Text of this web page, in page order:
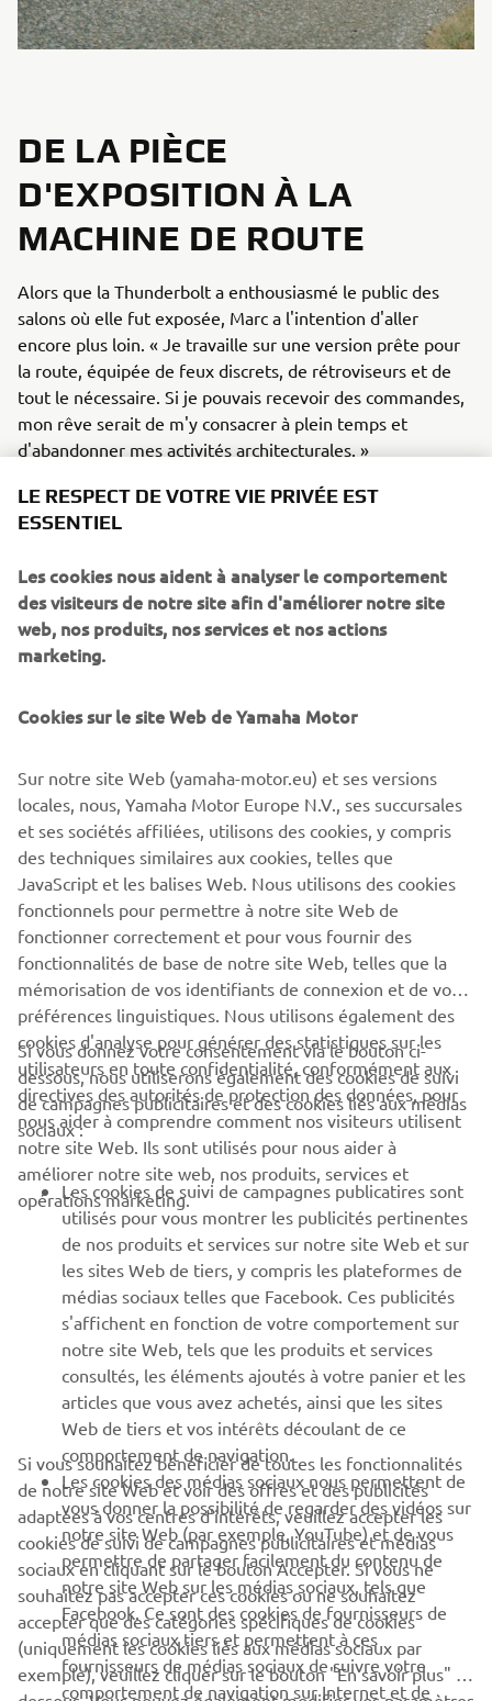
DE LA PIÈCE
D'EXPOSITION À LA
MACHINE DE ROUTE
Alors que la Thunderbolt a enthousiasmé le public des
salons où elle fut exposée, Marc a l'intention d'aller
encore plus loin. « Je travaille sur une version prête pour
la route, équipée de feux discrets, de rétroviseurs et de
tout le nécessaire. Si je pouvais recevoir des commandes,
mon rêve serait de m'y consacrer à plein temps et
d'abandonner mes activités architecturales. »
Avec une fiche technique complète se lisant comme la
liste de souhaits d’un ingénieur de compétition et une
1995, la XZR900 Thunderbolt n’est pas une simple
préparation. C’est une plateforme, une passion et peut-
être même un modèle d’avenir pour ceux qui recherchent
une moto intemporelle et technologique.
sourit Marc. « Yamaha a sorti les Thundercat et
fait normal. »
Haxch Moto
En savoir plus sur la XSR900
1/ 31
CORPORATE
PROS & B2B
PLUS YAMAHA
SUPPORT
NEWSLETTER
Découvrez en exclusivité les dernières offres, les événements
spéciaux, les nouveautés et bien plus encore
S'ABONNER
Lisez notre politique de confidentialité pour savoir comment
nous traitons vos données personnelles : Politique de
Confidentialité
LE RESPECT DE VOTRE VIE PRIVÉE EST
ESSENTIEL
Les cookies nous aident à analyser le comportement
des visiteurs de notre site afin d'améliorer notre site
web, nos produits, nos services et nos actions
marketing.
Cookies sur le site Web de Yamaha Motor
Sur notre site Web (yamaha-motor.eu) et ses versions
locales, nous, Yamaha Motor Europe N.V., ses succursales
et ses sociétés affiliées, utilisons des cookies, y compris
des techniques similaires aux cookies, telles que
JavaScript et les balises Web. Nous utilisons des cookies
fonctionnels pour permettre à notre site Web de
fonctionner correctement et pour vous fournir des
fonctionnalités de base de notre site Web, telles que la
mémorisation de vos identifiants de connexion et de vos
préférences linguistiques. Nous utilisons également des
cookies d'analyse pour générer des statistiques sur les
utilisateurs en toute confidentialité, conformément aux
directives des autorités de protection des données, pour
nous aider à comprendre comment nos visiteurs utilisent
notre site Web. Ils sont utilisés pour nous aider à
améliorer notre site web, nos produits, services et
opérations marketing.
Si vous donnez votre consentement via le bouton ci-
dessous, nous utiliserons également des cookies de suivi
de campagnes publicitaires et des cookies liés aux médias
sociaux :
Les cookies de suivi de campagnes publicatires sont
utilisés pour vous montrer les publicités pertinentes
de nos produits et services sur notre site Web et sur
les sites Web de tiers, y compris les plateformes de
médias sociaux telles que Facebook. Ces publicités
s'affichent en fonction de votre comportement sur
notre site Web, tels que les produits et services
consultés, les éléments ajoutés à votre panier et les
articles que vous avez achetés, ainsi que les sites
Web de tiers et vos intérêts découlant de ce
comportement de navigation.
Les cookies des médias sociaux nous permettent de
vous donner la possibilité de regarder des vidéos sur
notre site Web (par exemple, YouTube) et de vous
permettre de partager facilement du contenu de
notre site Web sur les médias sociaux, tels que
Facebook. Ce sont des cookies de fournisseurs de
médias sociaux tiers et permettent à ces
fournisseurs de médias sociaux de suivre votre
comportement de navigation sur Internet et de
Si vous souhaitez bénéficier de toutes les fonctionnalités
de notre site Web et voir des offres et des publicités
adaptées à vos centres d'intérêts, veuillez accepter les
cookies de suivi de campagnes publicitaires et médias
sociaux en cliquant sur le bouton Accepter. Si vous ne
souhaitez pas accepter ces cookies ou ne souhaitez
accepter que des catégories spécifiques de cookies
(uniquement les cookies liés aux médias sociaux par
exemple), veuillez cliquer sur le bouton "En savoir plus" ci-